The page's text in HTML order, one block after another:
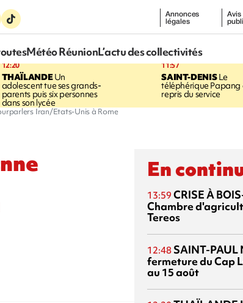
Annonces
légales
Avis
Météo RéunionL’actu des collectivités
12:20
THAÏLANDEUn
adolescent tue ses grands-
parents puis six personnes
dans son lycée
11:57
SAINT-DENISLe
téléphérique Papang
repris du service
Iran/Etats-Unis à Rome
En
13:59 CRISE À
Chambre
Tereos
12:48 SAINT-PAUL
fermeture du Cap
au 15 août